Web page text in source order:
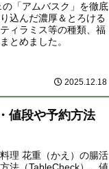
の「アムバスク」を徹底
込んだ濃厚＆とろける
ィラミス等の種類、福
とめました。
2025.12.18
理 花重（かえ）の腸活
法（TableCheck）、値